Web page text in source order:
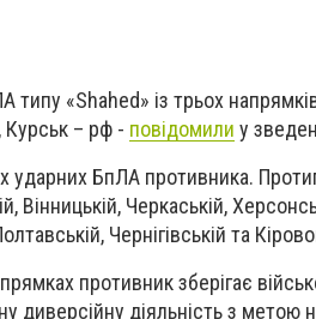
типу «Shahed» із трьох
– рф - повідомили у
ударних БпЛА противника.
Вінницькій, Черкаській,
Чернігівській та
противник зберігає
диверсійну діяльність з метою